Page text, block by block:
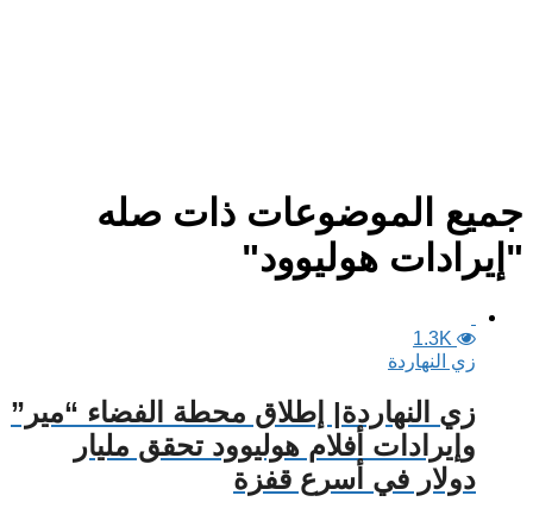
جميع الموضوعات ذات صله
"إيرادات هوليوود"
1.3K
زي النهاردة
زي النهاردة| إطلاق محطة الفضاء “مير”
وإيرادات أفلام هوليوود تحقق مليار
دولار في أسرع قفزة